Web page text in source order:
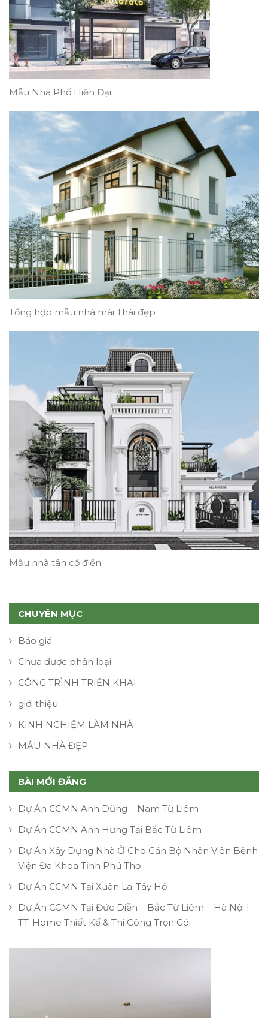
Mẫu Nhà Phố Hiện Đại
Tổng hợp mẫu nhà mái Thái đẹp
Mẫu nhà tân cổ điển
CHUYÊN MỤC
Báo giá
Chưa được phân loại
CÔNG TRÌNH TRIỂN KHAI
giới thiệu
KINH NGHIỆM LÀM NHÀ
MẪU NHÀ ĐẸP
BÀI MỚI ĐĂNG
Dự Án CCMN Anh Dũng – Nam Từ Liêm
Dự Án CCMN Anh Hưng Tại Bắc Từ Liêm
Dự Án Xây Dựng Nhà Ở Cho Cán Bộ Nhân Viên Bệnh
Viện Đa Khoa Tỉnh Phú Thọ
Dự Án CCMN Tại Xuân La-Tây Hồ
Dự Án CCMN Tại Đức Diễn – Bắc Từ Liêm – Hà Nội |
TT-Home Thiết Kế & Thi Công Trọn Gói